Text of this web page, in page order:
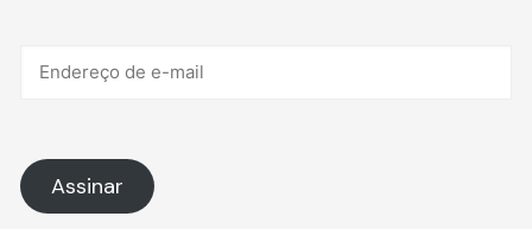
Assinar